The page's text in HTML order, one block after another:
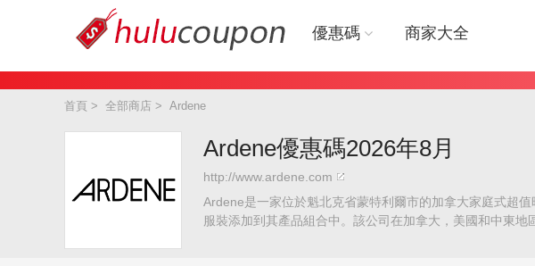
優惠碼 商家大全
首頁 > 全部商店 > Ardene
Ardene優惠碼2026年8月
http://www.ardene.com
Ardene是一家位於魁北克省蒙特利爾市的加拿大家庭式超
服裝添加到其產品組合中。該公司在加拿大，美國和中東